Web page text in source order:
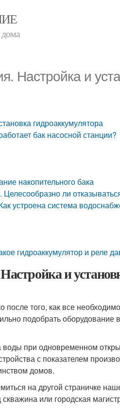
дома
Настройка и
гидроаккумулятора
бак насосной станции?
накопительного бака
ли
устроена система
гидроаккумулятор и реле
и
после того, как все
подобрать оборудование
при одновременном
с показателем
домов.
на другой страничке
или городская